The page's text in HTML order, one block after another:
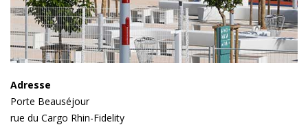
Adresse
Porte Beauséjour
rue du Cargo Rhin-Fidelity